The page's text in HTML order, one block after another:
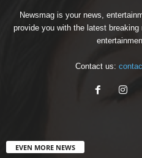
Newsmag is your news,
provide you with the latest
Contact us:
EVEN MORE NEWS